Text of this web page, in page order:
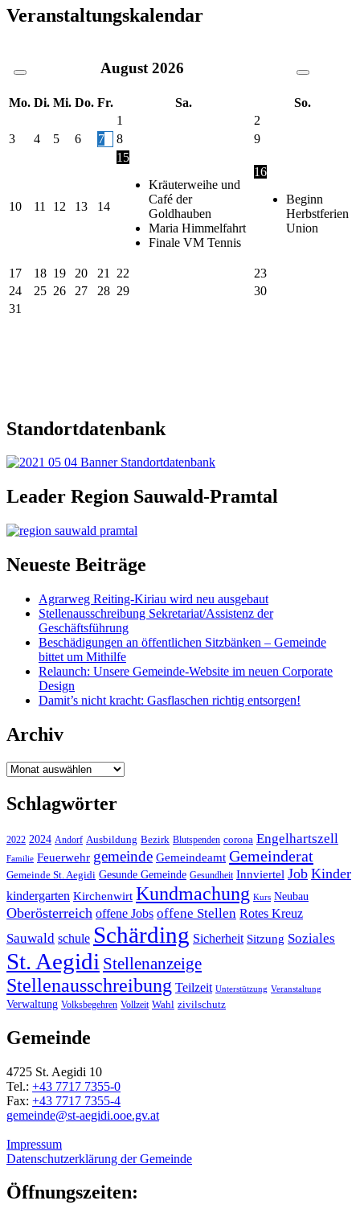
Veranstaltungskalendar
August 2026
Mo. Di. Mi. Do. Fr. Sa.
So.
1
2
3
4 5 6 7 8 9
10 11 12 13 14
15
Kräuterweihe und
Café der
Goldhauben
Maria Himmelfahrt
Finale VM Tennis
16
Beginn
Herbstferien
Union
17 18 19 20 21 22
23
24
25 26 27 28 29
30
31
Standortdatenbank
Leader Region Sauwald-Pramtal
Neueste Beiträge
Agrarweg Reiting-Kiriau wird neu ausgebaut
Stellenausschreibung Sekretariat/Assistenz der
Geschäftsführung
Beschädigungen an öffentlichen Sitzbänken – Gemeinde
bittet um Mithilfe
Relaunch: Unsere Gemeinde-Website im neuen Corporate
Design
Damit’s nicht kracht: Gasflaschen richtig entsorgen!
Archiv
Archiv
Schlagwörter
2022 2024 Andorf Ausbildung Bezirk Blutspenden corona Engelhartszell
Familie Feuerwehr gemeinde Gemeindeamt Gemeinderat
Gemeinde St. Aegidi Gesunde Gemeinde Gesundheit Innviertel Job Kinder
kindergarten Kirchenwirt Kundmachung Kurs Neubau
Oberösterreich offene Jobs offene Stellen Rotes Kreuz
Sauwald schule Schärding Sicherheit Sitzung Soziales
St. Aegidi Stellenanzeige
Stellenausschreibung Teilzeit Unterstützung Veranstaltung
Verwaltung Volksbegehren Vollzeit Wahl zivilschutz
Gemeinde
4725 St. Aegidi 10
Tel.: +43 7717 7355-0
Fax: +43 7717 7355-4
gemeinde@st-aegidi.ooe.gv.at
Impressum
Datenschutzerklärung der Gemeinde
Öffnungszeiten: